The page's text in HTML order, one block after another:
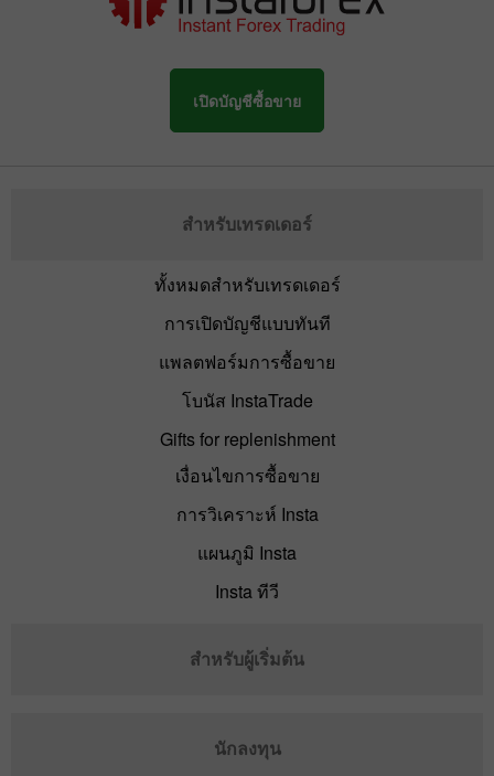
เปิดบัญชีซื้อขาย
สำหรับเทรดเดอร์
ทั้งหมดสำหรับเทรดเดอร์
การเปิดบัญชีแบบทันที
แพลตฟอร์มการซื้อขาย
โบนัส InstaTrade
Gifts for replenishment
เงื่อนไขการซื้อขาย
การวิเคราะห์ Insta
แผนภูมิ Insta
Insta ทีวี
สำหรับผู้เริ่มต้น
นักลงทุน